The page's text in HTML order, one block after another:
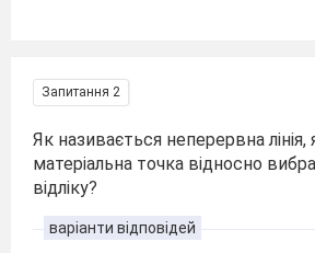
Запитання 2
Як називається неперервна лінія,
матеріальна точка відносно
відліку?
варіанти відповідей